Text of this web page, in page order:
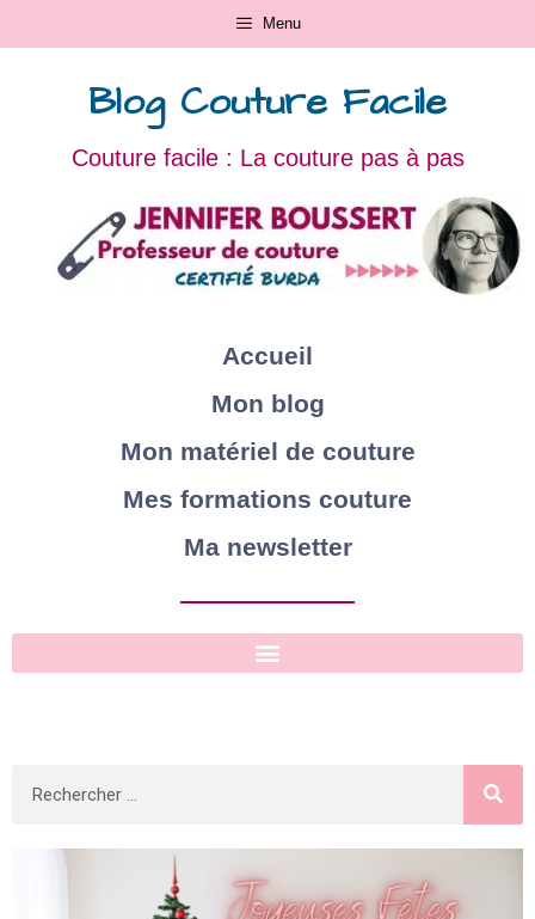
Menu
Blog Couture Facile
Couture facile : La couture pas à pas
Accueil
Mon blog
Mon matériel de couture
Mes formations couture
Ma newsletter